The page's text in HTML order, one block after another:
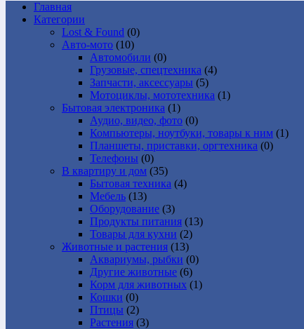
Главная
Категории
Lost & Found (0)
Авто-мото (10)
Автомобили (0)
Грузовые, спецтехника (4)
Запчасти, аксессуары (5)
Мотоциклы, мототехника (1)
Бытовая электроника (1)
Аудио, видео, фото (0)
Компьютеры, ноутбуки, товары к ним (1)
Планшеты, приставки, оргтехника (0)
Телефоны (0)
В квартиру и дом (35)
Бытовая техника (4)
Мебель (13)
Оборудование (3)
Продукты питания (13)
Товары для кухни (2)
Животные и растения (13)
Аквариумы, рыбки (0)
Другие животные (6)
Корм для животных (1)
Кошки (0)
Птицы (2)
Растения (3)